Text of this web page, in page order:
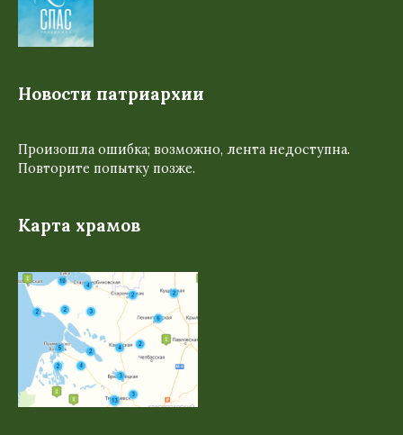
Новости патриархии
Произошла ошибка; возможно, лента недоступна.
Повторите попытку позже.
Карта храмов